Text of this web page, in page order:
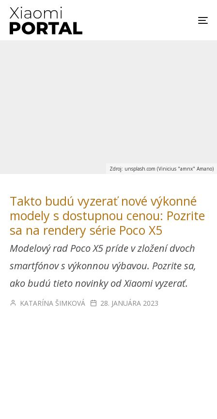
Zdroj: unsplash.com (Vinicius "amnx" Amano)
Takto budú vyzerať nové výkonné
modely s dostupnou cenou: Pozrite
sa na rendery série Poco X5
Modelový rad Poco X5 príde v zložení dvoch
smartfónov s výkonnou výbavou. Pozrite sa,
ako budú tieto novinky od Xiaomi vyzerať.
KATARÍNA ŠIMKOVÁ 28. JANUÁRA 2023